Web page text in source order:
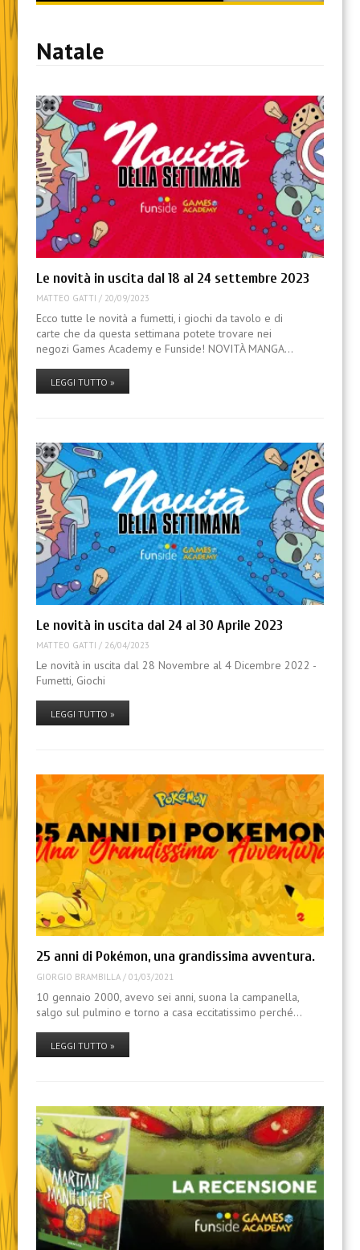
content
Natale
Le novità in uscita dal 18 al 24 settembre 2023
MATTEO GATTI / 20/09/2023
Ecco tutte le novità a fumetti, i giochi da tavolo e di
carte che da questa settimana potete trovare nei
negozi Games Academy e Funside! NOVITÀ MANGA…
LEGGI TUTTO »
Le novità in uscita dal 24 al 30 Aprile 2023
MATTEO GATTI / 26/04/2023
Le novità in uscita dal 28 Novembre al 4 Dicembre 2022 -
Fumetti, Giochi
LEGGI TUTTO »
25 anni di Pokémon, una grandissima avventura.
GIORGIO BRAMBILLA/ 01/03/2021
10 gennaio 2000, avevo sei anni, suona la campanella,
salgo sul pulmino e torno a casa eccitatissimo perché…
LEGGI TUTTO »